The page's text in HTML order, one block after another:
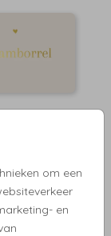
om een
en